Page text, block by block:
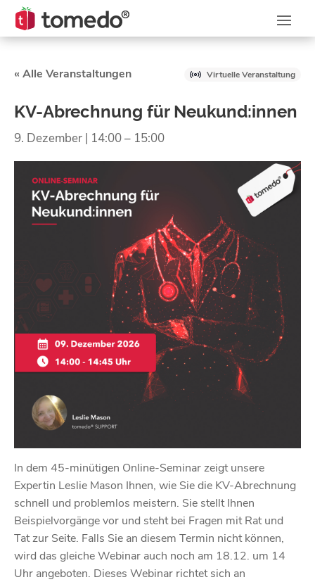
« Alle Veranstaltungen Virtuelle Veranstaltung
KV-Abrechnung für Neukund:innen
9. Dezember | 14:00– 15:00
In dem 45-minütigen Online-Seminar zeigt unsere
Expertin Leslie Mason Ihnen, wie Sie die KV-Abrechnung
schnell und problemlos meistern. Sie stellt Ihnen
Beispielvorgänge vor und steht bei Fragen mit Rat und
Tat zur Seite. Falls Sie an diesem Termin nicht können,
wird das gleiche Webinar auch noch am 18.12. um 14
Uhr angeboten. Dieses Webinar richtet sich an